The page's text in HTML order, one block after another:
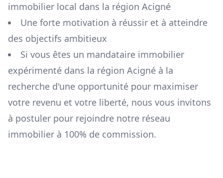
immobilier local dans la région Acigné
Une forte motivation à réussir et à atteindre
des objectifs ambitieux
Si vous êtes un mandataire immobilier
expérimenté dans la région Acigné à la
recherche d'une opportunité pour maximiser
votre revenu et votre liberté, nous vous invitons
à postuler pour rejoindre notre réseau
immobilier à 100% de commission.